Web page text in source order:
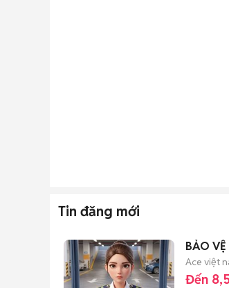
Tin đăng mới
BẢO
Ace việt
Đến